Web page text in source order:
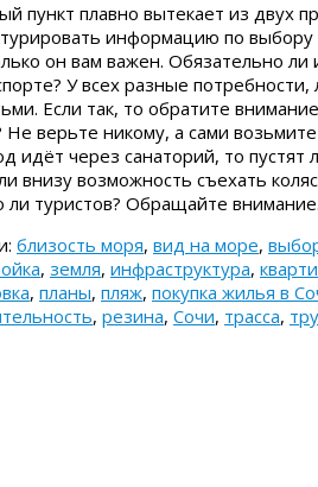
пункт плавно вытекает из двух
информацию по
он вам важен. Обязательно
У всех разные
Если так, то обратите
Не верьте никому, а сами
идёт через санаторий, то пустят
внизу возможность съехать
ли туристов? Обращайте
близость моря, вид на море,
, земля, инфраструктура,
, планы, пляж, покупка жилья в
, резина, Сочи, трасса,